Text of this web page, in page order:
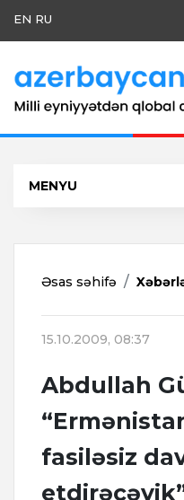
EN RU
MENYU
Əsas səhifə
15.10.2009, 08:37
Abdullah
fasiləsiz